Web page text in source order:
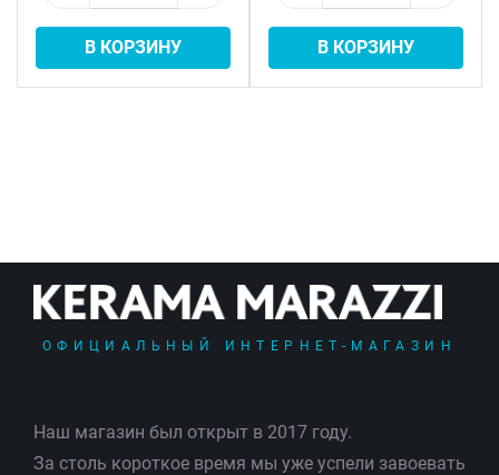
В КОРЗИНУ В КОРЗИНУ
ОФИЦИАЛЬНЫЙ ИНТЕРНЕТ-МАГАЗИН
Наш магазин был открыт в 2017 году.
За столь короткое время мы уже успели завоевать